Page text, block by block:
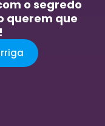
o segredo
querem que